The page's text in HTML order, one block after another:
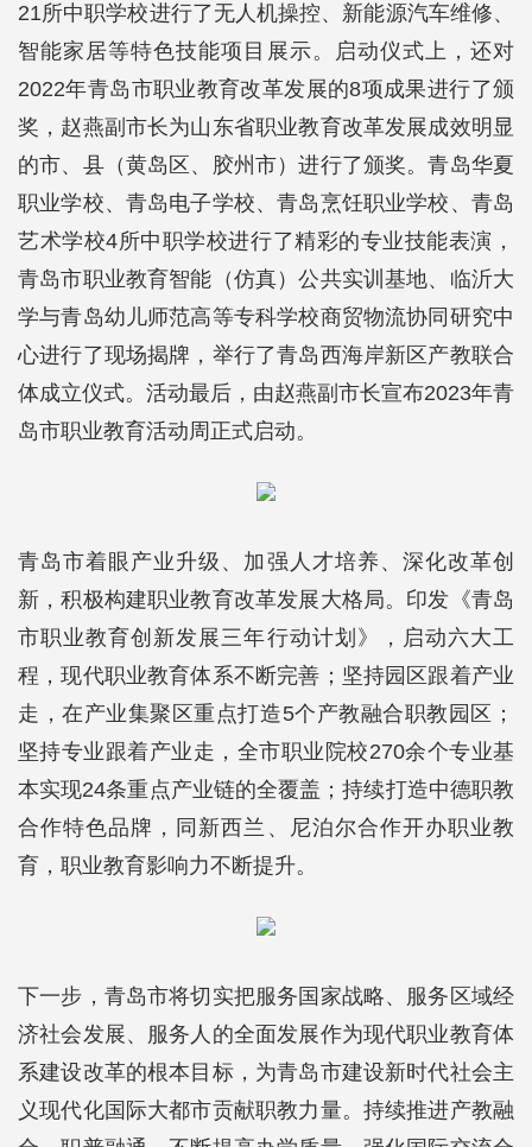
21所中职学校进行了无人机操控、新能源汽车维修、
智能家居等特色技能项目展示。启动仪式上，还对
2022年青岛市职业教育改革发展的8项成果进行了颁
奖，赵燕副市长为山东省职业教育改革发展成效明显
的市、县（黄岛区、胶州市）进行了颁奖。青岛华夏
职业学校、青岛电子学校、青岛烹饪职业学校、青岛
艺术学校4所中职学校进行了精彩的专业技能表演，
青岛市职业教育智能（仿真）公共实训基地、临沂大
学与青岛幼儿师范高等专科学校商贸物流协同研究中
心进行了现场揭牌，举行了青岛西海岸新区产教联合
体成立仪式。活动最后，由赵燕副市长宣布2023年青
岛市职业教育活动周正式启动。
青岛市着眼产业升级、加强人才培养、深化改革创
新，积极构建职业教育改革发展大格局。印发《青岛
市职业教育创新发展三年行动计划》，启动六大工
程，现代职业教育体系不断完善；坚持园区跟着产业
走，在产业集聚区重点打造5个产教融合职教园区；
坚持专业跟着产业走，全市职业院校270余个专业基
本实现24条重点产业链的全覆盖；持续打造中德职教
合作特色品牌，同新西兰、尼泊尔合作开办职业教
育，职业教育影响力不断提升。
下一步，青岛市将切实把服务国家战略、服务区域经
济社会发展、服务人的全面发展作为现代职业教育体
系建设改革的根本目标，为青岛市建设新时代社会主
义现代化国际大都市贡献职教力量。持续推进产教融